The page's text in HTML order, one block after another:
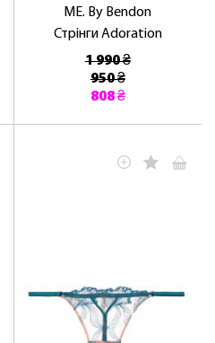
ME. By Bendon
Стрінги Adoration
1 990 ₴
950 ₴
808 ₴